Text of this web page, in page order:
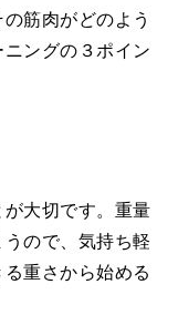
筋肉がどのよう
ングの３ポイン
大切です。重量
ので、気持ち軽
重さから始める